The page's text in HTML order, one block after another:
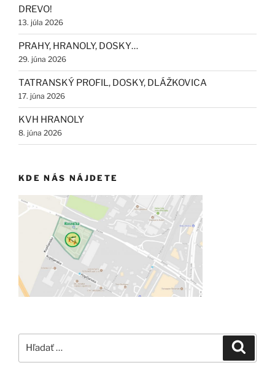
DREVO!
13. júla 2026
PRAHY, HRANOLY, DOSKY…
29. júna 2026
TATRANSKÝ PROFIL, DOSKY, DLÁŽKOVICA
17. júna 2026
KVH HRANOLY
8. júna 2026
KDE NÁS NÁJDETE